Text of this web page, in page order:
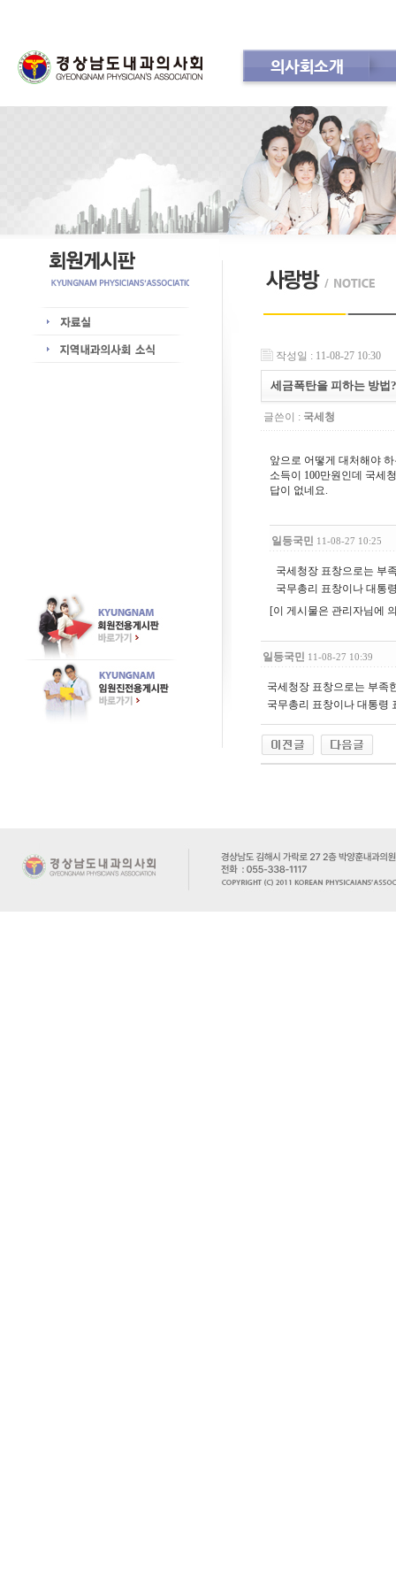
의사회소개
작성일 : 11-08-27 10:30
세금폭탄을 피하는 방법?
글쓴이 : 국세청
앞으로 어떻게 대처해야
소득이 100만원인데 국세
답이 없네요.
일등국민 11-08-27 10:25
국세청장 표창으로는 부
국무총리 표창이나 대통
[이 게시물은 관리자님에
일등국민 11-08-27 10:39
국세청장 표창으로는 부족
국무총리 표창이나 대통령